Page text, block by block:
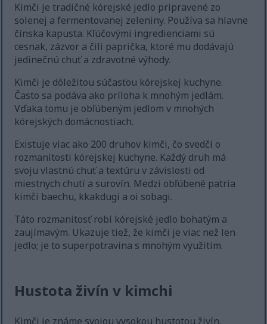
Kimči je tradičné kórejské jedlo pripravené zo
solenej a fermentovanej zeleniny. Používa sa hlavne
čínska kapusta. Kľúčovými ingredienciami sú
cesnak, zázvor a čili paprička, ktoré mu dodávajú
jedinečnú chuť a zdravotné výhody.
Kimči je dôležitou súčasťou kórejskej kuchyne.
Často sa podáva ako príloha k mnohým jedlám.
Vďaka tomu je obľúbeným jedlom v mnohých
kórejských domácnostiach.
Existuje viac ako 200 druhov kimči, čo svedčí o
rozmanitosti kórejskej kuchyne. Každý druh má
svoju vlastnú chuť a textúru v závislosti od
miestnych chutí a surovín. Medzi obľúbené patria
kimči baechu, kkakdugi a oi sobagi.
Táto rozmanitosť robí kórejské jedlo bohatým a
zaujímavým. Ukazuje tiež, že kimči je viac než len
jedlo; je to superpotravina s mnohým využitím.
Hustota živín v kimchi
Kimči je známe svojou vysokou hustotou živín,